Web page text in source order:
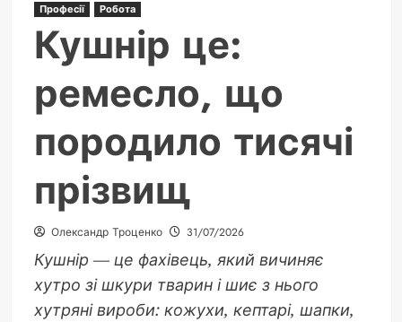
Професії Робота
Кушнір це:
ремесло, що
породило тисячі
прізвищ
Олександр Троценко 31/07/2026
Кушнір — це фахівець, який вичиняє
хутро зі шкури тварин і шиє з нього
хутряні вироби: кожухи, кептарі, шапки,